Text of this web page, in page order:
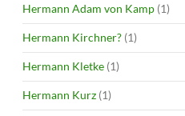
Hermann Adam von Kamp (1)
Hermann Kirchner? (1)
Hermann Kletke (1)
Hermann Kurz (1)